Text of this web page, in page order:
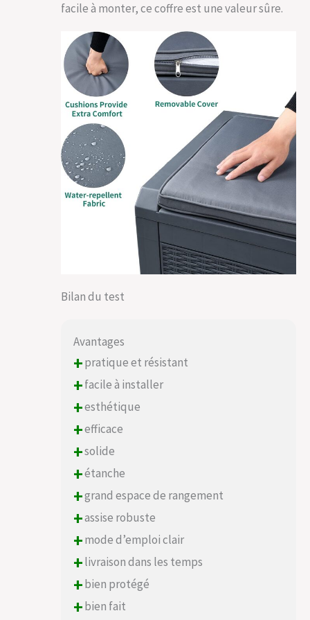
facile à monter, ce coffre est une valeur sûre.
Bilan du test
Avantages
+pratique et résistant
+facile à installer
+esthétique
+efficace
+solide
+étanche
+grand espace de rangement
+assise robuste
+mode d’emploi clair
+livraison dans les temps
+bien protégé
+bien fait